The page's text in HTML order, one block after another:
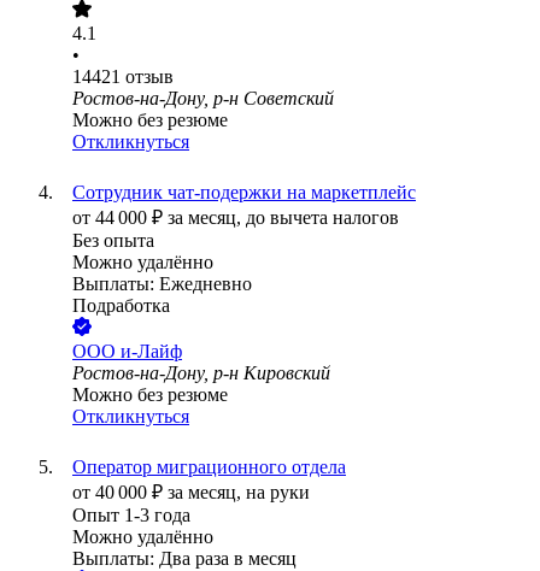
4.1
•
14421 отзыв
Ростов-на-Дону, р-н Советский
Можно без резюме
Откликнуться
Сотрудник чат-подержки на маркетплейс
от 44 000 ₽ за месяц, до вычета налогов
Без опыта
Можно удалённо
Выплаты: Ежедневно
Подработка
ООО и-Лайф
Ростов-на-Дону, р-н Кировский
Можно без резюме
Откликнуться
Оператор миграционного отдела
от 40 000 ₽ за месяц, на руки
Опыт 1-3 года
Можно удалённо
Выплаты: Два раза в месяц